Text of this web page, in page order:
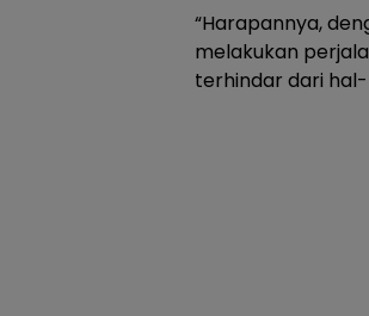
“Harapannya,
melakukan
terhindar dari hal-